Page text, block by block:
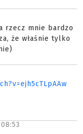
rzecz mnie bardzo
że właśnie tylko
08:53